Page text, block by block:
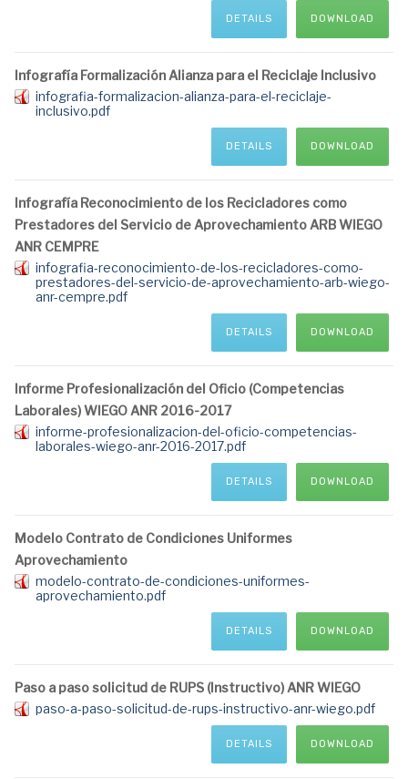
DOWNLOAD
DETAILS
Infografía Formalización Alianza para el Reciclaje Inclusivo
infografia-formalizacion-alianza-para-el-reciclaje-
inclusivo.pdf
DOWNLOAD
DETAILS
Infografía Reconocimiento de los Recicladores como
Prestadores del Servicio de Aprovechamiento ARB WIEGO
ANR CEMPRE
infografia-reconocimiento-de-los-recicladores-como-
prestadores-del-servicio-de-aprovechamiento-arb-wiego-
anr-cempre.pdf
DOWNLOAD
DETAILS
Informe Profesionalización del Oficio (Competencias
Laborales) WIEGO ANR 2016-2017
informe-profesionalizacion-del-oficio-competencias-
laborales-wiego-anr-2016-2017.pdf
DOWNLOAD
DETAILS
Modelo Contrato de Condiciones Uniformes
Aprovechamiento
modelo-contrato-de-condiciones-uniformes-
aprovechamiento.pdf
DOWNLOAD
DETAILS
Paso a paso solicitud de RUPS (Instructivo) ANR WIEGO
paso-a-paso-solicitud-de-rups-instructivo-anr-wiego.pdf
DOWNLOAD
DETAILS